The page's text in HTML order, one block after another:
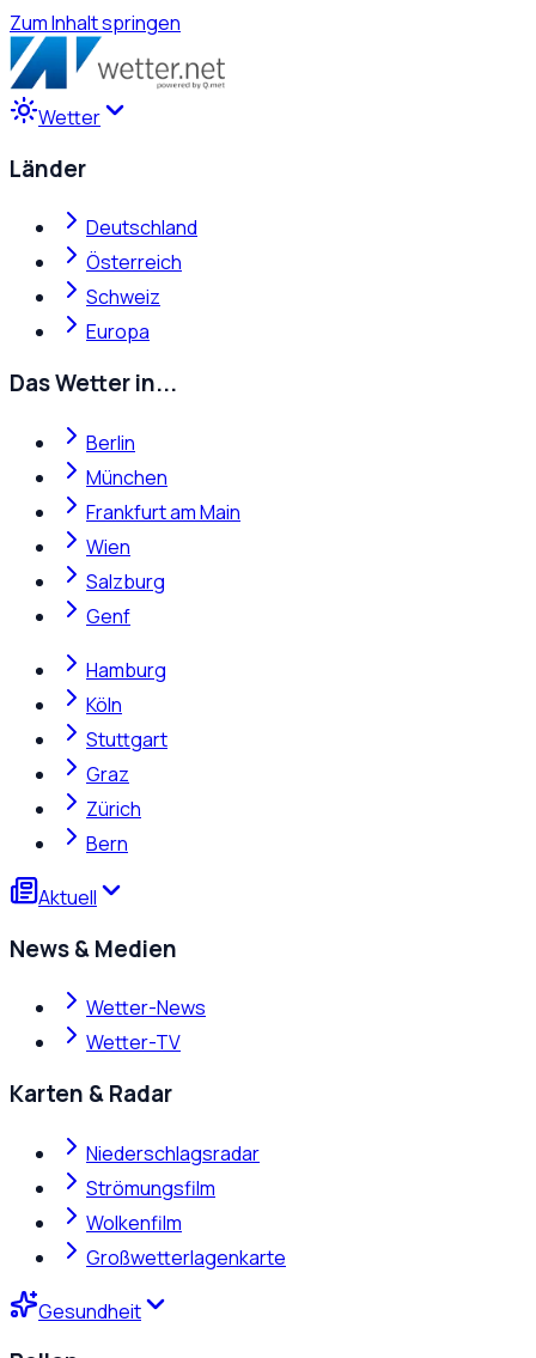
Zum Inhalt springen
Wetter
Länder
Deutschland
Österreich
Schweiz
Europa
Das Wetter in...
Berlin
München
Frankfurt am Main
Wien
Salzburg
Genf
Hamburg
Köln
Stuttgart
Graz
Zürich
Bern
Aktuell
News & Medien
Wetter-News
Wetter-TV
Karten & Radar
Niederschlagsradar
Strömungsfilm
Wolkenfilm
Großwetterlagenkarte
Gesundheit